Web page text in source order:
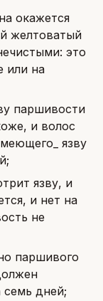
окажется
желтоватый
это
или на
паршивости
и волос
язву
язву, и
и нет на
не
паршивого
семь дней;